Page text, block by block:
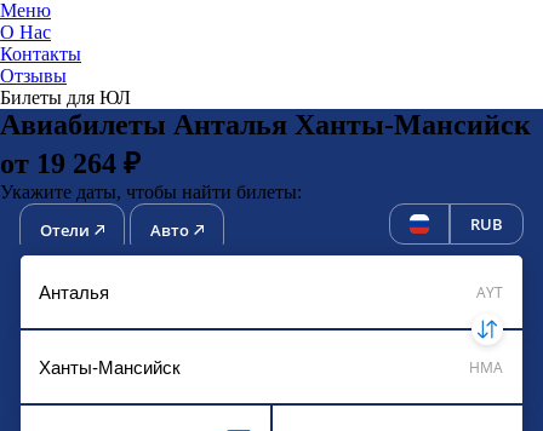
Меню
О Нас
Контакты
Отзывы
Билеты для ЮЛ
Авиабилеты Анталья Ханты-Мансийск
от 19 264 ₽
Укажите даты, чтобы найти билеты:
Отели Авто RUB
AYT
HMA